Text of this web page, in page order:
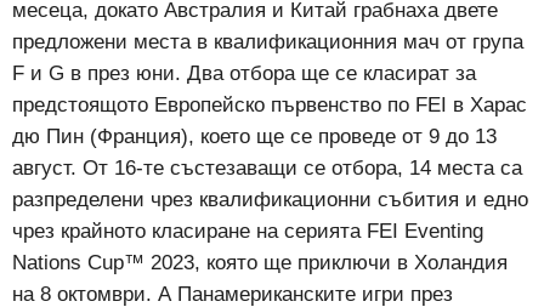
месеца, докато Австралия и Китай грабнаха двете
предложени места в квалификационния мач от група
F и G в през юни. Два отбора ще се класират за
предстоящото Европейско първенство по FEI в Харас
дю Пин (Франция), което ще се проведе от 9 до 13
август. От 16-те състезаващи се отбора, 14 места са
разпределени чрез квалификационни събития и едно
чрез крайното класиране на серията FEI Eventing
Nations Cup™ 2023, която ще приключи в Холандия
на 8 октомври. А Панамериканските игри през